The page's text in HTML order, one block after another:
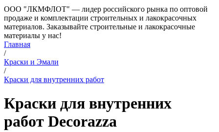
ООО "ЛКМФЛОТ" — лидер российского рынка по оптовой
продаже и комплектации строительных и лакокрасочных
материалов. Заказывайте строительные и лакокрасочные
материалы у нас!
Главная
/
Краски и Эмали
/
Краски для внутренних работ
Краски для внутренних
работ Decorazza